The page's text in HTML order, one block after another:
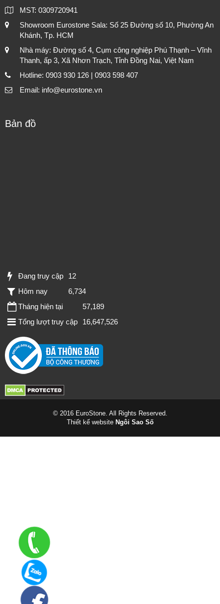
MST: 0309720941
Showroom Eurostone Sala: Số 25 Đường số 10, Phường An
Khánh, Tp. HCM
Nhà máy: Đường số 4, Cụm công nghiệp Phú Thạnh – Vĩnh
Thanh, ấp 3, Xã Nhơn Trạch, Tỉnh Đồng Nai, Việt Nam
Hotline: 0903 930 126 | 0903 598 407
Email: info@eurostone.vn
Bản đồ
Đang truy cập
12
Hôm nay
6,734
Tháng hiện tại
57,189
Tổng lượt truy cập
16,647,526
© 2016 EuroStone. All Rights Reserved.
Thiết kế website Ngôi Sao Số